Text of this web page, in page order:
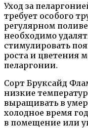
Уход за
требует особого
регулярном
необходимо
стимулировать
роста и цветения
пеларгонии.
Сорт Бруксайд
низкие
выращивать в
холодное время
в помещение или